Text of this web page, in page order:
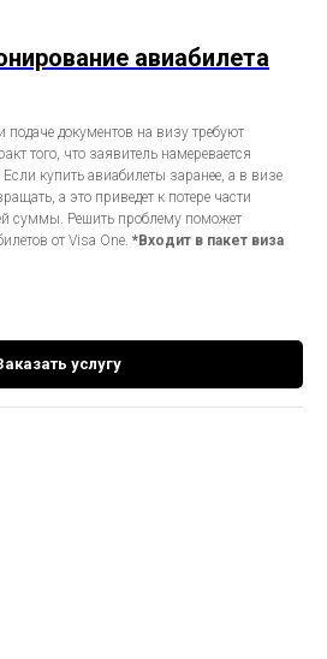
авиабилета
подаче документов на визу требуют
того, что заявитель намеревается
купить авиабилеты заранее, а в визе
а это приведет к потере части
суммы. Решить проблему поможет
от Visa One. *Входит в пакет виза
услугу